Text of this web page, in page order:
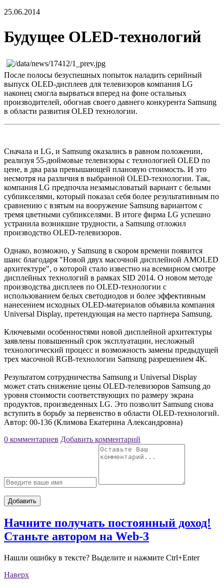
25.06.2014
Будущее OLED-технологий
После полосы безуспешных попыток наладить серийный
выпуск OLED-дисплеев для телевизоров компания LG
наконец смогла вырваться вперед на фоне остальных
производителей, обогнав своего давнего конкурента Samsung
в области развития OLED технологии.
Сначала и LG, и Samsung оказались в равном положении,
реализуя 55-дюймовые телевизоры с технологией OLED по
цене, в два раза превышающей плановую стоимость. И это
несмотря на различия в выбранной OLED-технологии. Так,
компания LG предпочла незамысловатый вариант с белыми
субпикселями, который показал себя более результативным по
сравнению с взятым на вооружение Samsung вариантом с
тремя цветными субпикселями. В итоге фирма LG успешно
устранила возникшие трудности, а Samsung отложил
производство OLED-телевизоров.
Однако, возможно, у Samsung в скором времени появится
шанс благодаря "Новой двух масочной дисплейной AMOLED
архитектуре", о которой стало известно на всемирном смотре
дисплейных технологий в рамках SID 2014. О новом методе
производства дисплеев по OLED-технологии с
использованием белых светодиодов и более эффективным
нанесением исходных OLED-материалов объявила компания
Universal Display, претендующая на место партнера Samsung.
Ключевыми особенностями новой дисплейной архитектуры
заявлены повышенный срок эксплуатации, несложный
технологический процесс и возможность замены предыдущей
трех масочной RGB-технологии Samsung разрешением 4К.
Результатом сотрудничества Samsung и Universal Display
может стать снижение цены OLED-телевизоров Samsung до
уровня стоимости соответствующих по размеру экрана
продуктов, произведенных LG. Это позволит Samsung снова
вступить в борьбу за первенство в области OLED-технологий.
Автор: 00-136 (Климова Екатерина Александровна)
0 комментариев Добавить комментарий
Добавить
Начните получать постоянный доход!
Станьте автором на Web-3
Нашли ошибку в тексте? Выделите и нажмите Ctrl+Enter
Наверх